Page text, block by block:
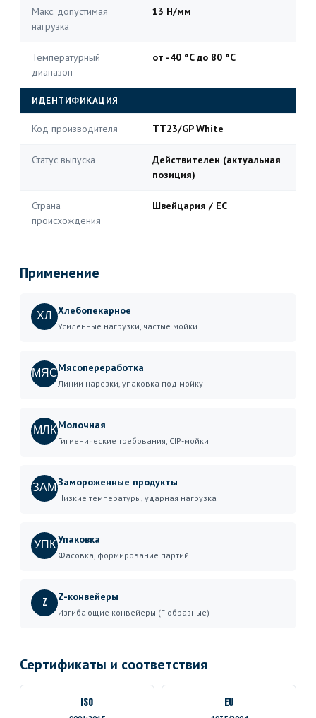
Макс. допустимая
нагрузка
13 Н/мм
Температурный
диапазон
от -40 °C до 80 °C
ИДЕНТИФИКАЦИЯ
Код производителя TT23/GP White
Статус выпуска
Действителен (актуальная
позиция)
Страна
происхождения
Швейцария / ЕС
Применение
ХЛ Хлебопекарное
Усиленные нагрузки, частые мойки
МЯСМясопереработка
Линии нарезки, упаковка под мойку
МЛКМолочная
Гигиенические требования, CIP-мойки
ЗАМЗамороженные продукты
Низкие температуры, ударная нагрузка
УПКУпаковка
Фасовка, формирование партий
Z Z-конвейеры
Изгибающие конвейеры (Г-образные)
Сертификаты и соответствия
ISO EU